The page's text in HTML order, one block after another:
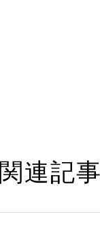
関連記